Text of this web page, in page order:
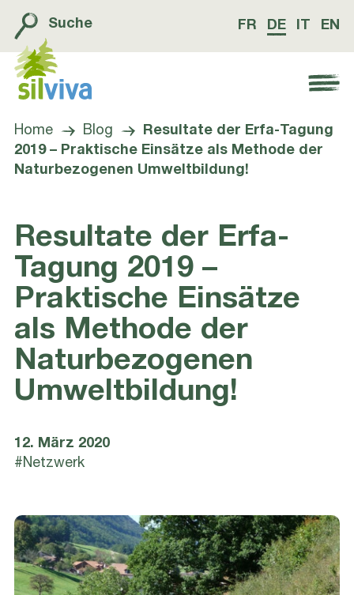
Suche FR DE EN
Navigation öffnen bzw. schliessen
Home Blog
Resultate der Erfa-Tagung
2019 – Praktische Einsätze als Methode der
Naturbezogenen Umweltbildung!
Resultate der Erfa-
Tagung 2019 –
Praktische Einsätze
als Methode der
Naturbezogenen
Umweltbildung!
12. März 2020
#Netzwerk